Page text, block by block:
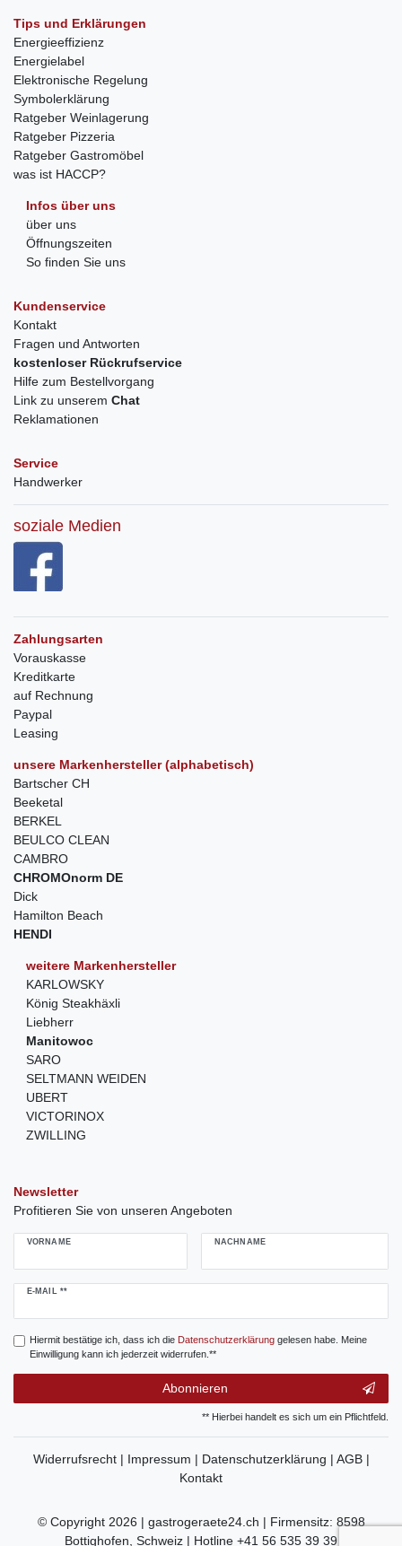
Tips und Erklärungen
Energieeffizienz
Energielabel
Elektronische Regelung
Symbolerklärung
Ratgeber Weinlagerung
Ratgeber Pizzeria
Ratgeber Gastromöbel
was ist HACCP?
Infos über uns
über uns
Öffnungszeiten
So finden Sie uns
Kundenservice
Kontakt
Fragen und Antworten
kostenloser Rückrufservice
Hilfe zum Bestellvorgang
Link zu unserem Chat
Reklamationen
Service
Handwerker
soziale Medien
Zahlungsarten
Vorauskasse
Kreditkarte
auf Rechnung
Paypal
Leasing
unsere Markenhersteller (alphabetisch)
Bartscher CH
Beeketal
BERKEL
BEULCO CLEAN
CAMBRO
CHROMOnorm DE
Dick
Hamilton Beach
HENDI
weitere Markenhersteller
KARLOWSKY
König Steakhäxli
Liebherr
Manitowoc
SARO
SELTMANN WEIDEN
UBERT
VICTORINOX
ZWILLING
Newsletter
Profitieren Sie von unseren Angeboten
VORNAME NACHNAME
E-MAIL **
Newsletter
Hiermit bestätige ich, dass ich die Daten­schutz­erklärunggelesen habe. Meine
Einwilligung kann ich jederzeit widerrufen.**
Abonnieren
** Hierbei handelt es sich um ein Pflichtfeld.
Widerrufsrecht | Impressum | Datenschutzerklärung | AGB |
Kontakt
© Copyright 2026 | gastrogeraete24.ch | Firmensitz: 8598
Bottighofen, Schweiz | Hotline +41 56 535 39 39